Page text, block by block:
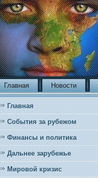
Главная Новости
Главная
События за рубежом
Финансы и политика
Дальнее зарубежье
Мировой кризис